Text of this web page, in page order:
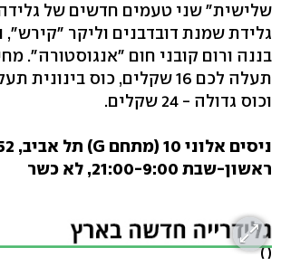
שלישית" שני טעמים חדשים של
גלידת שמנת דובדבנים וליקר "קירש",
בננה ורום קובני חום "אנגוסטורה".
וכוס גדולה - 24 שקלים.
ראשון-שבת 21:00-9:00, לא כשר
( )